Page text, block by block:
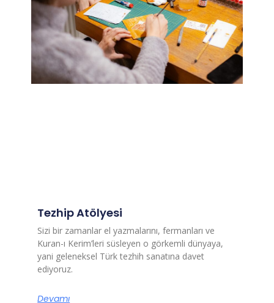
Tezhip Atölyesi
Sizi bir zamanlar el yazmalarını, fermanları ve
Kuran-ı Kerim’leri süsleyen o görkemli dünyaya,
yani geleneksel Türk tezhih sanatına davet
ediyoruz.
Devamı